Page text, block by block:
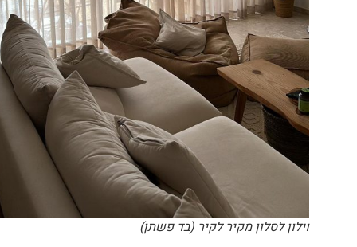
וילון לסלון מקיר לקיר (בד פשתן)